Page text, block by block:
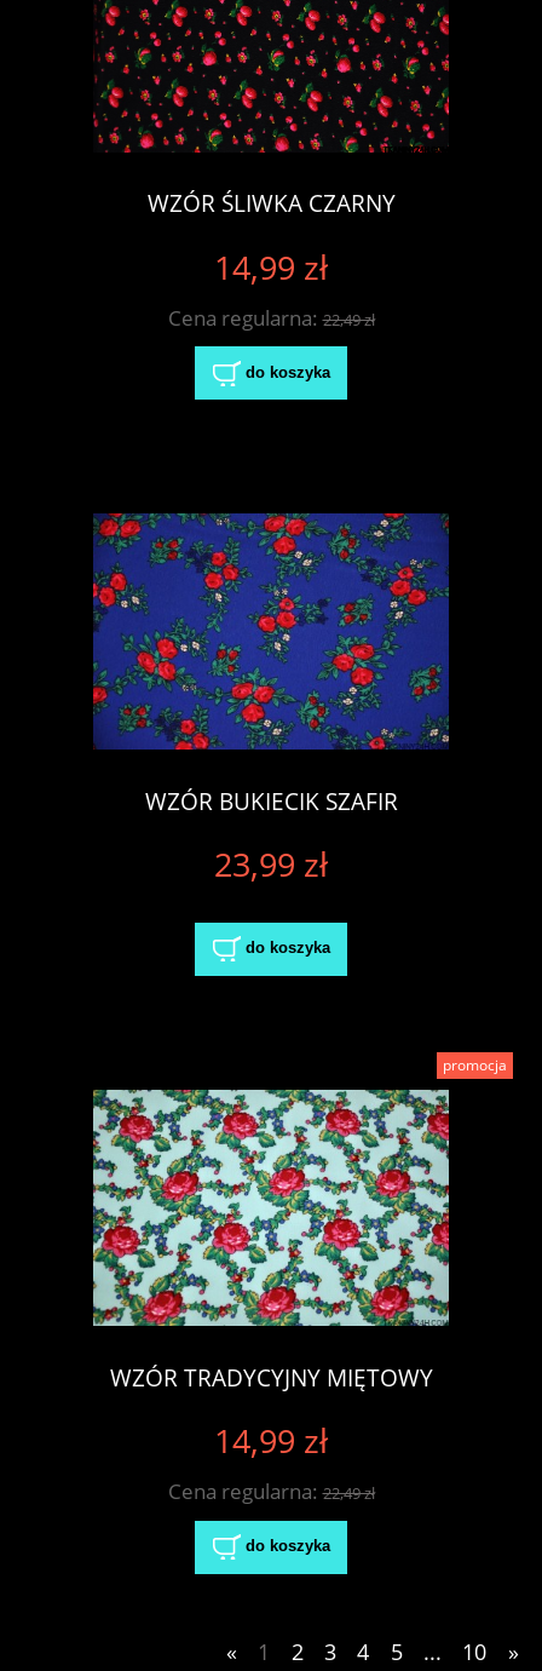
WZÓR ŚLIWKA CZARNY
14,99 zł
Cena regularna:22,49 zł
do koszyka
WZÓR BUKIECIK SZAFIR
23,99 zł
do koszyka
WZÓR TRADYCYJNY MIĘTOWY
14,99 zł
Cena regularna:22,49 zł
do koszyka
promocja
« 1 2 3 4 5 ... 10 »